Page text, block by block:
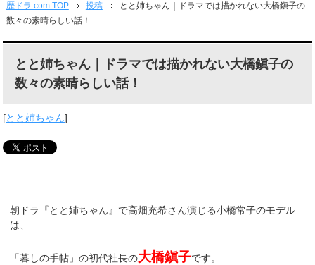
歴ドラ.com TOP 投稿
とと姉ちゃん｜ドラマでは描かれない大橋鎭子の
数々の素晴らしい話！
とと姉ちゃん｜ドラマでは描かれない大橋鎭子の
数々の素晴らしい話！
[とと姉ちゃん]
朝ドラ『とと姉ちゃん』で高畑充希さん演じる小橋常子のモデル
は、
「暮しの手帖」の初代社長の大橋鎭子です。